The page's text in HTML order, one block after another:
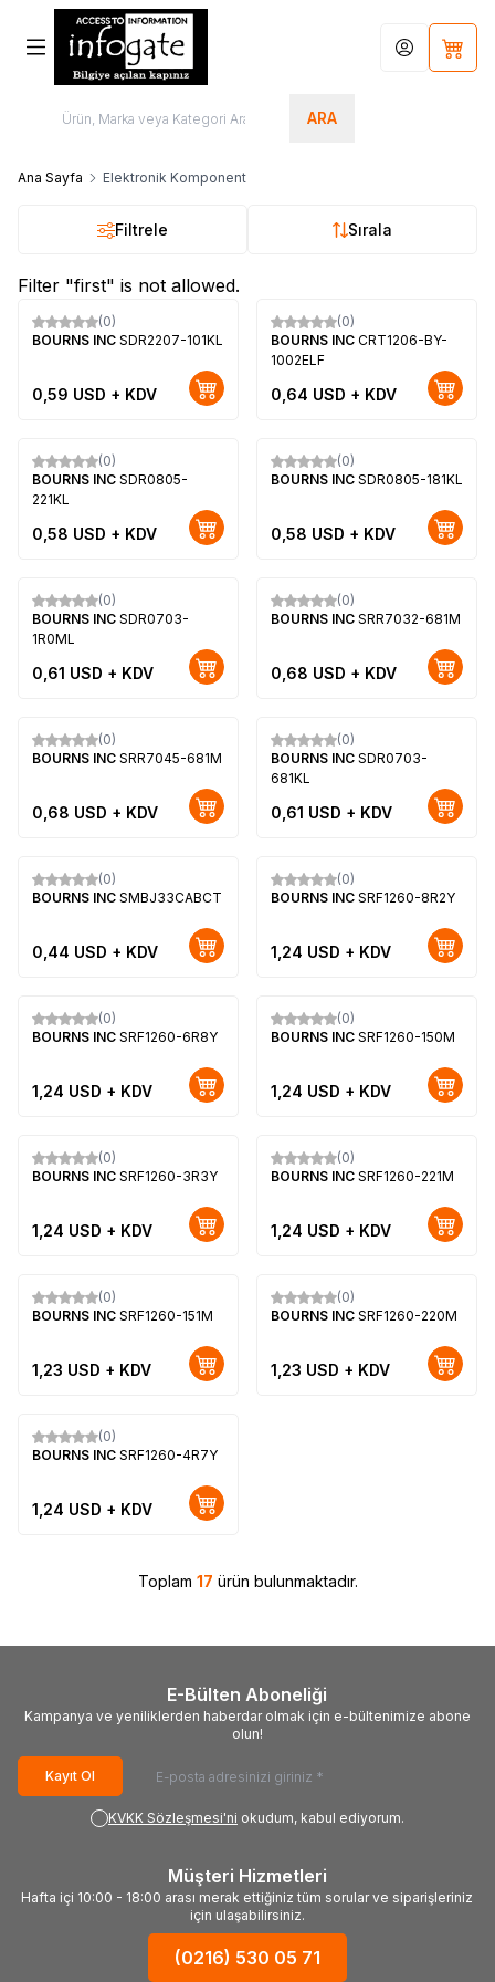
ARA
Hesabım
Ana Sayfa Elektronik Komponent
Filtrele Sırala
Filter "first" is not allowed.
Yeni
(0)
BOURNS INC SDR2207-101KL
0,59 USD + KDV
Yeni
(0)
BOURNS INC CRT1206-BY-
1002ELF
0,64 USD + KDV
Yeni
(0)
BOURNS INC SDR0805-
221KL
0,58 USD + KDV
Yeni
(0)
BOURNS INC SDR0805-181KL
0,58 USD + KDV
Yeni
(0)
BOURNS INC SDR0703-
1R0ML
0,61 USD + KDV
Yeni
(0)
BOURNS INC SRR7032-681M
0,68 USD + KDV
Yeni
(0)
BOURNS INC SRR7045-681M
0,68 USD + KDV
Yeni
(0)
BOURNS INC SDR0703-
681KL
0,61 USD + KDV
Yeni
(0)
BOURNS INC SMBJ33CABCT
0,44 USD + KDV
Yeni
(0)
BOURNS INC SRF1260-8R2Y
1,24 USD + KDV
Yeni
(0)
BOURNS INC SRF1260-6R8Y
1,24 USD + KDV
Yeni
(0)
BOURNS INC SRF1260-150M
1,24 USD + KDV
Yeni
(0)
BOURNS INC SRF1260-3R3Y
1,24 USD + KDV
Yeni
(0)
BOURNS INC SRF1260-221M
1,24 USD + KDV
Yeni
(0)
BOURNS INC SRF1260-151M
1,23 USD + KDV
Yeni
(0)
BOURNS INC SRF1260-220M
1,23 USD + KDV
Yeni
(0)
BOURNS INC SRF1260-4R7Y
1,24 USD + KDV
Toplam 17 ürün bulunmaktadır.
E-Bülten Aboneliği
Kampanya ve yeniliklerden haberdar olmak için e-bültenimize abone
olun!
Kayıt Ol
KVKK Sözleşmesi'ni okudum, kabul ediyorum.
Müşteri Hizmetleri
Hafta içi 10:00 - 18:00 arası merak ettiğiniz tüm sorular ve siparişleriniz
için ulaşabilirsiniz.
(0216) 530 05 71